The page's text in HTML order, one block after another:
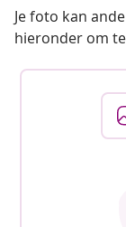
Je foto kan
hieronder om